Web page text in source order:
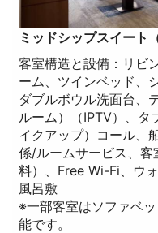
ミッドシップスイート
客室構造と設備：リビ
ーム、ツインベッド、
ダブルボウル洗面台、
ルーム）（IPTV）、タ
イクアップ）コール、
係/ルームサービス、
料）、Free Wi-Fi、ウ
風呂敷
※一部客室はソファベ
能です。